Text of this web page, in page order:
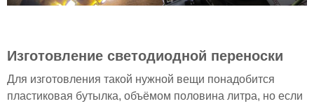
Изготовление светодиодной переноски
Для изготовления такой нужной вещи понадобится
пластиковая бутылка, объёмом половина литра, но если